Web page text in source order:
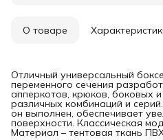
О товаре
Отличный универсальный
переменного сечения
апперкотов, крюков, боковых
различных комбинаций и
он выполнен, обеспечивает
поверхности. Классическая
Материал – тентовая ткань